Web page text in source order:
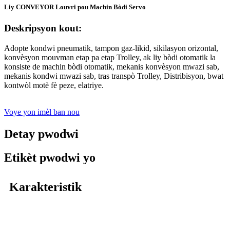
Liy CONVEYOR Louvri pou Machin Bòdi Servo
Deskripsyon kout:
Adopte kondwi pneumatik, tampon gaz-likid, sikilasyon orizontal,
konvèsyon mouvman etap pa etap Trolley, ak liy bòdi otomatik la
konsiste de machin bòdi otomatik, mekanis konvèsyon mwazi sab,
mekanis kondwi mwazi sab, tras transpò Trolley, Distribisyon, bwat
kontwòl motè fè peze, elatriye.
Voye yon imèl ban nou
Detay pwodwi
Etikèt pwodwi yo
Karakteristik